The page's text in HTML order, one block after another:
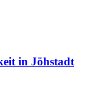
in Jöhstadt